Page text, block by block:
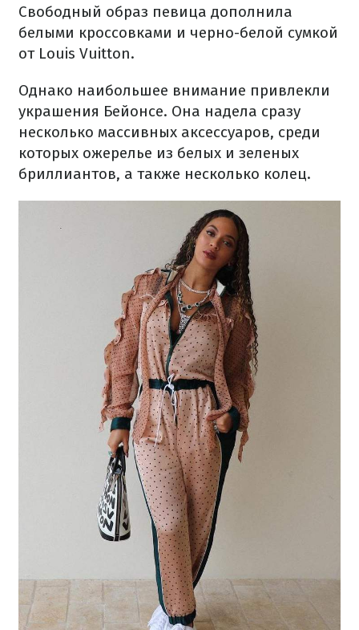
Свободный образ певица дополнила
белыми кроссовками и черно-белой сумкой
от Louis Vuitton.
Однако наибольшее внимание привлекли
украшения Бейонсе. Она надела сразу
несколько массивных аксессуаров, среди
которых ожерелье из белых и зеленых
бриллиантов, а также несколько колец.